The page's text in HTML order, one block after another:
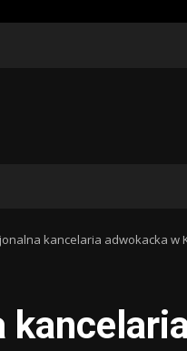
kancelaria adwokacka w